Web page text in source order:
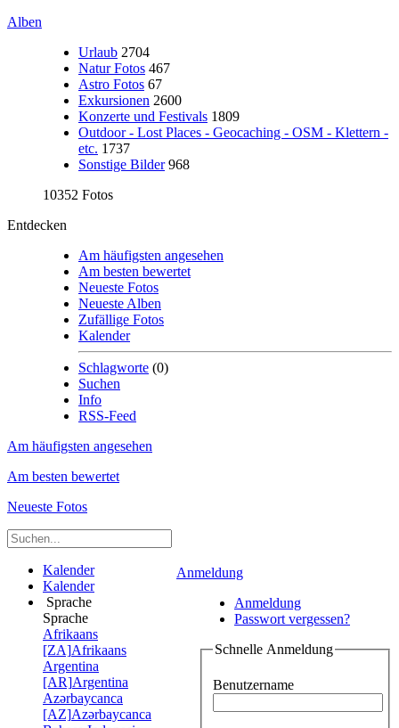
Alben
Urlaub 2704
Natur Fotos 467
Astro Fotos 67
Exkursionen 2600
Konzerte und Festivals 1809
Outdoor - Lost Places - Geocaching - OSM - Klettern -
etc. 1737
Sonstige Bilder 968
10352 Fotos
Entdecken
Am häufigsten angesehen
Am besten bewertet
Neueste Fotos
Neueste Alben
Zufällige Fotos
Kalender
Schlagworte (0)
Suchen
Info
RSS-Feed
Am häufigsten angesehen
Am besten bewertet
Neueste Fotos
Anmeldung
Anmeldung
Passwort vergessen?
Schnelle Anmeldung
Benutzername
Kalender
Kalender
Sprache
Sprache
Afrikaans
[ZA]Afrikaans
Argentina
[AR]Argentina
Azərbaycanca
[AZ]Azərbaycanca